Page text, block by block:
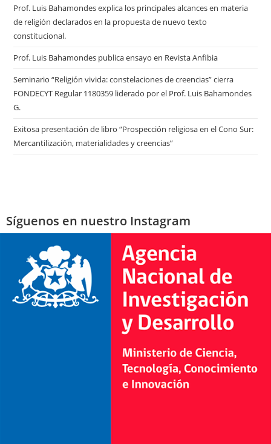
Prof. Luis Bahamondes explica los principales alcances en materia
de religión declarados en la propuesta de nuevo texto
constitucional.
Prof. Luis Bahamondes publica ensayo en Revista Anfibia
Seminario “Religión vivida: constelaciones de creencias” cierra
FONDECYT Regular 1180359 liderado por el Prof. Luis Bahamondes
G.
Exitosa presentación de libro “Prospección religiosa en el Cono Sur:
Mercantilización, materialidades y creencias”
Síguenos en nuestro Instagram